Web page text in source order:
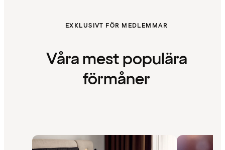
EXKLUSIVT FÖR MEDLEMMAR
Våra mest populära
förmåner